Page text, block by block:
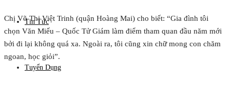
Tin Tức
Tuyển Dụng
Chị Võ Thị Việt Trinh (quận Hoàng Mai) cho biết: “Gia đình tôi
chọn Văn Miếu – Quốc Tử Giám làm điểm tham quan đầu năm mới
bởi đi lại không quá xa. Ngoài ra, tôi cũng xin chữ mong con chăm
ngoan, học giỏi”.